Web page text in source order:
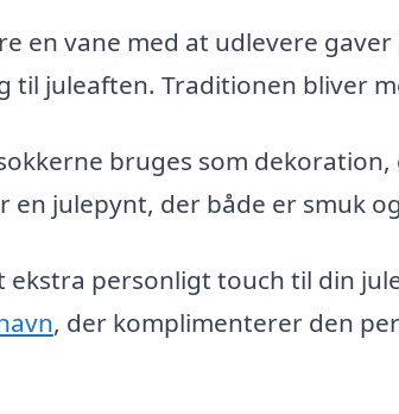
en vane med at udlevere
til juleaften. Traditionen bliver
bruges som
en julepynt, der både er smuk
ekstra personligt touch til din
, der komplimenterer den